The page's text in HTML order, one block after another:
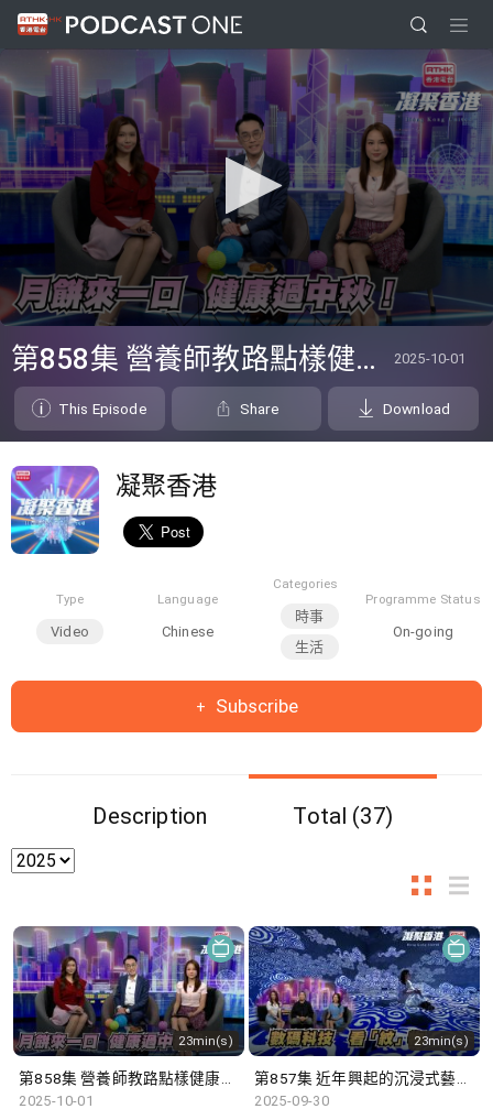
seconds
of
seconds
第858集 營養師教路點樣健康過中秋！ 2025-10-01
This Episode Share Download
凝聚香港
Type
Video
Language
Chinese
Categories
時事
生活
Programme Status
On-going
Subscribe
Description Total (37)
23min(s)
2025-10-01
23min(s)
2025-09-30